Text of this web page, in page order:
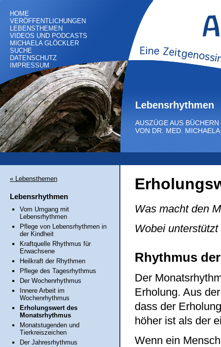
HOME
VERÖFFENTLICHUNGEN
LEBENSTHEMEN
VIDEOS UND PODCASTS
MICHAELA GLÖCKLER
SUCHE
DATENSCHUTZ
IMPRESSUM
Lebensrhythmen
AUSZÜGE AUS
VON DR. MED.
Was macht den
Wobei
Rhythmus
Der
Erholung. Aus
dass der
höher ist als der
Wenn ein
« Lebensthemen
Lebensrhythmen
Vom Umgang mit
Lebensrhythmen
Pflege von Lebensrhythmen in
der Kindheit
Kraftquelle Rhythmus für
Erwachsene
Heilkraft der Rhythmen
Pflege des Tagesrhythmus
Der Wochenrhythmus
Innere Arbeit im
Wochenrhythmus
Erholungswert des
Monatsrhythmus
Monatstugenden und
Tierkreiszeichen
Der Jahresrhythmus